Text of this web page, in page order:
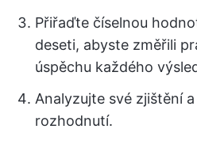
Přiřaďte číselnou
deseti, abyste změřili
úspěchu každého
Analyzujte své zjištění
rozhodnutí.